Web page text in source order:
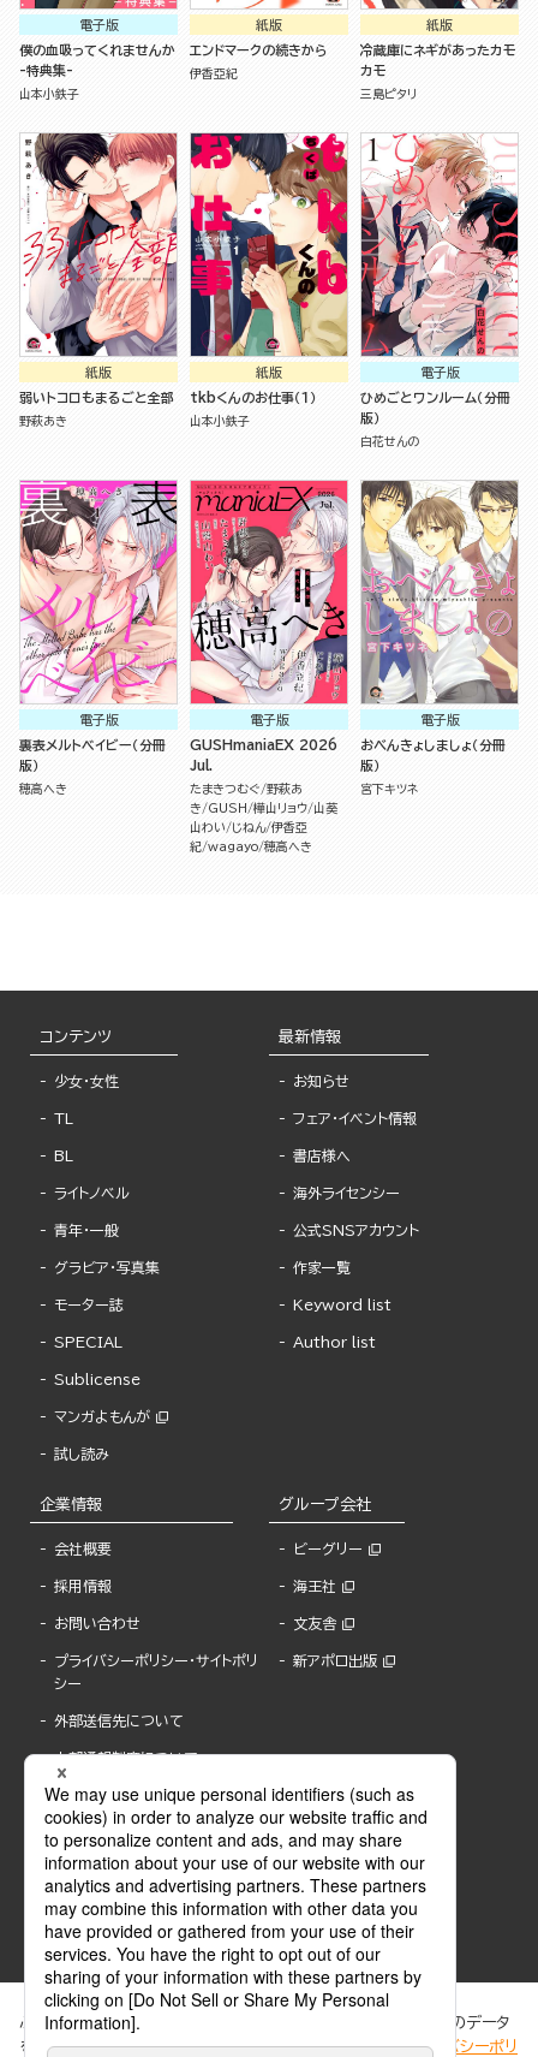
電子版
僕の血吸ってくれませんか
-特典集-
山本小鉄子
紙版
エンドマークの続きから
伊香亞紀
紙版
冷蔵庫にネギがあったカモ
カモ
三島ピタリ
紙版
弱いトコロもまるごと全部
野萩あき
紙版
tkbくんのお仕事（１）
山本小鉄子
電子版
ひめごとワンルーム（分冊
版）
白花せんの
電子版
裏表メルトベイビー（分冊
版）
穂高へき
電子版
GUSHmaniaEX 2026
Jul.
たまきつむぐ 野萩あ
き
GUSH 樺山リョウ 山葵
山わい
じねん 伊香亞
紀 wagayo 穂高へき
電子版
おべんきょしましょ（分冊
版）
宮下キツネ
コンテンツ
少女・女性
TL
BL
ライトノベル
青年・一般
グラビア・写真集
モーター誌
SPECIAL
Sublicense
マンガよもんが
試し読み
最新情報
お知らせ
フェア・イベント情報
書店様へ
海外ライセンシー
公式SNSアカウント
作家一覧
Keyword list
Author list
企業情報
会社概要
採用情報
お問い合わせ
プライバシーポリシー・サイトポリ
シー
外部送信先について
内部通報制度について
グループ会社
ビーグリー
海王社
文友舎
新アポロ出版
ぶんか社が運営するサイトでは、利便性向上のためにCookie等のデータ
を使用しています。 当社のCookieについての詳細は、「プライバシーポリ